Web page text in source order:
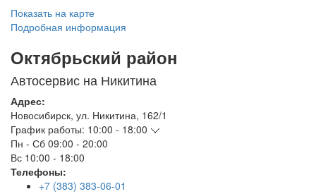
Показать на карте
Подробная информация
Октябрьский район
Автосервис на Никитина
Адрес:
Новосибирск, ул. Никитина, 162/1
График работы: 10:00 - 18:00
Пн - Сб 09:00 - 20:00
Вс 10:00 - 18:00
Телефоны:
+7 (383) 383-06-01